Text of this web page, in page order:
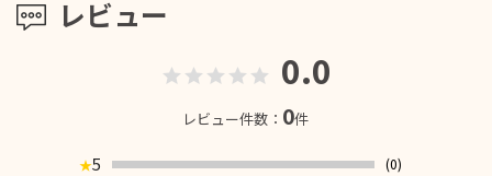
レビュー
0.0
レビュー件数： 0件
★5
(0)